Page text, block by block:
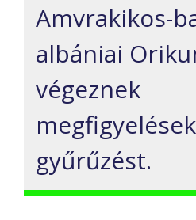
Amvrakikos-
albániai
végeznek
gyűrűzést.